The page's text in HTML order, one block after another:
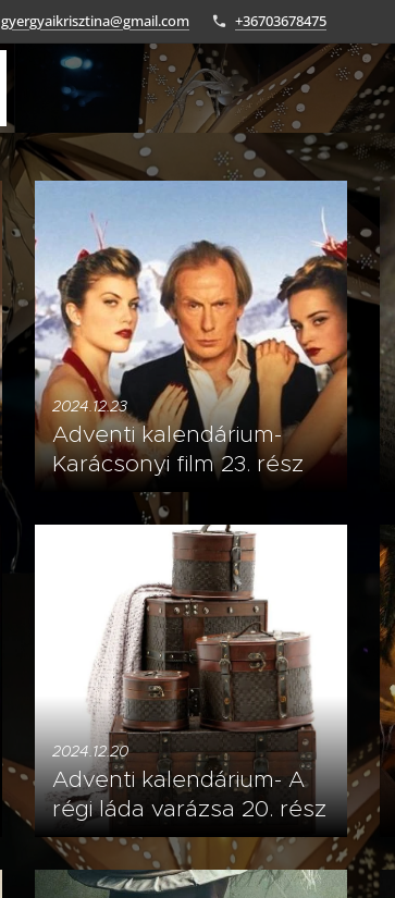
gyergyaikrisztina@gmail.com +36703678475
2024.12.23
Adventi kalendárium-
Karácsonyi film 23. rész
2024.12.20
Adventi kalendárium- A
régi láda varázsa 20. rész